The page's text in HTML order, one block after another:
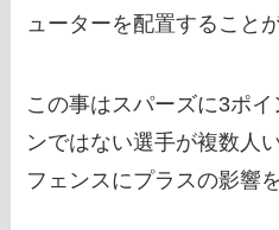
ューターを配置すること
この事はスパーズに3ポ
ンではない選手が複数人
フェンスにプラスの影響